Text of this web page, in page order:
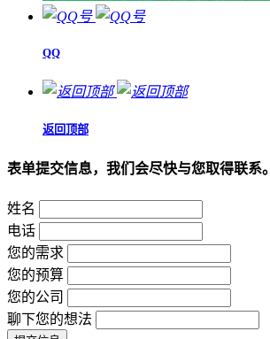
QQ
返回顶部
表单提交信息，我们会尽快与您取得联系。
姓名
电话
您的需求
您的预算
您的公司
聊下您的想法